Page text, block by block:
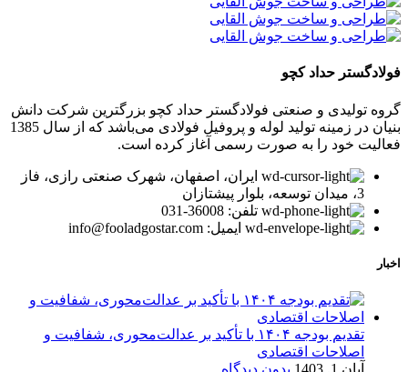
فولادگستر حداد کچو
گروه تولیدی و صنعتی فولادگستر حداد کچو بزرگترین شرکت دانش
بنیان در زمینه تولید لوله و پروفیل فولادی می‌باشد که از سال 1385
فعالیت خود را به صورت رسمی آغاز کرده است.
ایران، اصفهان، شهرک صنعتی رازی، فاز
3، میدان توسعه، بلوار پیشتازان
تلفن: 36008-031
ایمیل: info@fooladgostar.com
اخبار
تقدیم بودجه ۱۴۰۴ با تأکید بر عدالت‌محوری، شفافیت و
اصلاحات اقتصادی
آبان 1, 1403
بدون دیدگاه